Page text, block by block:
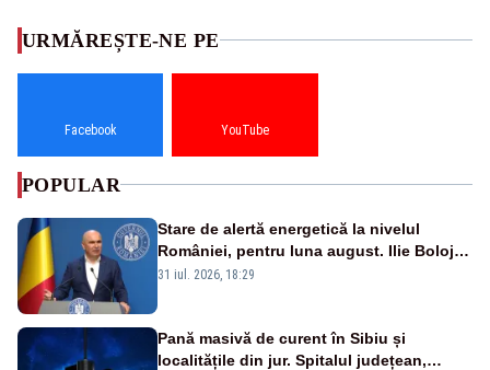
URMĂREȘTE-NE PE
Facebook YouTube
POPULAR
Stare de alertă energetică la nivelul
României, pentru luna august. Ilie Bolojan
a anunțat importuri și posibile restricții –
31 iul. 2026, 18:29
Pană masivă de curent în Sibiu și
localitățile din jur. Spitalul județean,